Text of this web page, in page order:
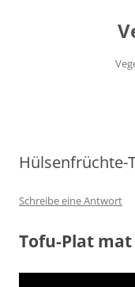
Hülsenfrüchte-
Schreibe eine Antwort
Tofu-Plat